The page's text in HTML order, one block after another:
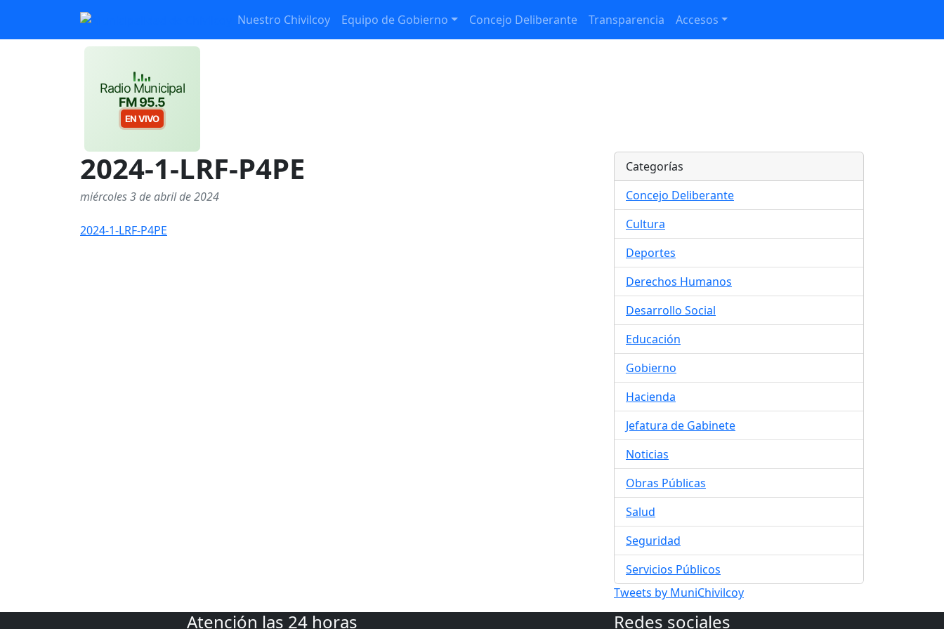
Nuestro Chivilcoy Equipo de Gobierno Concejo Deliberante Transparencia Accesos
Radio Municipal
FM 95.5
EN VIVO
2024-1-LRF-P4PE
miércoles 3 de abril de 2024
2024-1-LRF-P4PE
Categorías
Concejo Deliberante
Cultura
Deportes
Derechos Humanos
Desarrollo Social
Educación
Gobierno
Hacienda
Jefatura de Gabinete
Noticias
Obras Públicas
Salud
Seguridad
Servicios Públicos
Tweets by MuniChivilcoy
Atención las 24 horas Redes sociales